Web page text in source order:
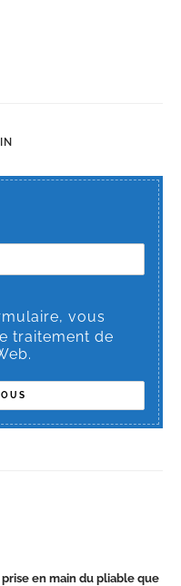
vous
traitement de
en main du pliable que